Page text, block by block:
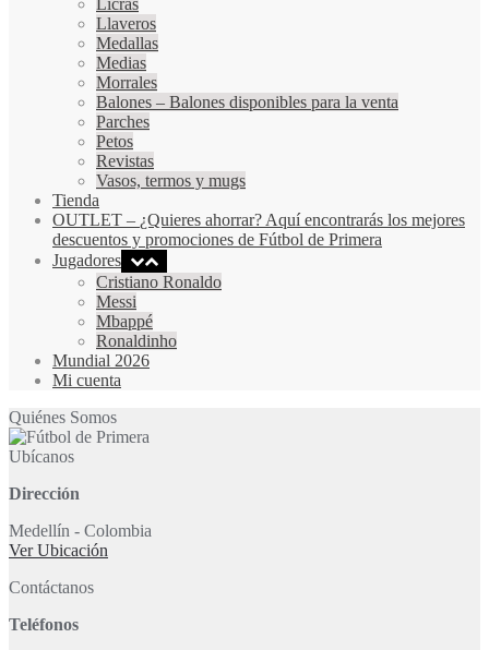
Llaveros
Medallas
Medias
Morrales
Balones – Balones disponibles para la venta
Parches
Petos
Revistas
Vasos, termos y mugs
Tienda
OUTLET – ¿Quieres ahorrar? Aquí encontrarás los mejores
descuentos y promociones de Fútbol de Primera
Jugadores
Cristiano Ronaldo
Messi
Mbappé
Ronaldinho
Mundial 2026
Mi cuenta
Quiénes Somos
Ubícanos
Dirección
Medellín - Colombia
Ver Ubicación
Contáctanos
Teléfonos